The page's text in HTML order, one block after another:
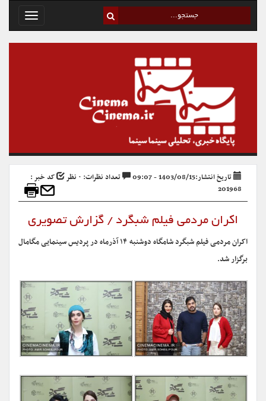
Toggle
تاریخ انتشار:1403/08/15 - 09:07 تعداد نظرات: ۰ نظر
کد خبر :
201968
اکران مردمی فیلم شبگرد / گزارش تصویری
اکران مردمی فیلم شبگرد شامگاه دوشنبه ۱۴ آذرماه در پردیس سینمایی مگامال
برگزار شد.